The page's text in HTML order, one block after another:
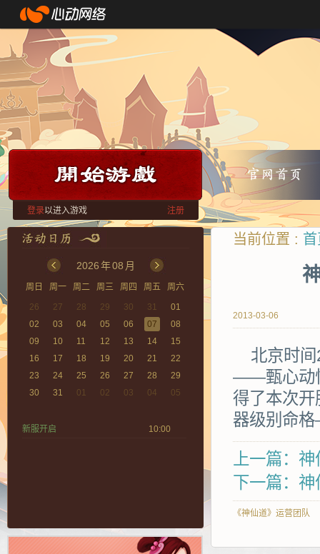
登录以进入游戏 注册
2026年08 月
周日 周一 周二 周三 周四 周五
周六
26
27 28 29 30 31
01
02
03 04 05 06 07
08
09
10 11 12 13 14
15
16
17 18 19 20 21
22
23
24 25 26 27 28
29
30
31 01 02 03 04 05
新服开启 10:00
当前位置 :
2013-03-06
北京时
——甄心动
得了本次
器级别命
上一篇：
下一篇：
《神仙道》运营团队